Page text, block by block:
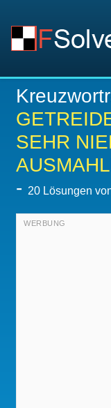
SEHR
- 20 Lösungen